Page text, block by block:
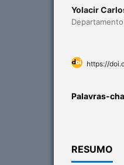
Yolacir
https://
Palavras-
RESUMO